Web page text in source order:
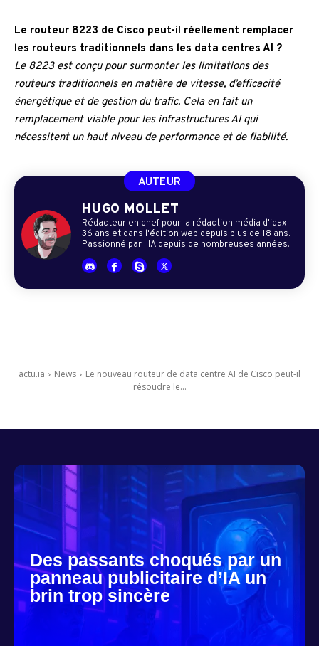
Le routeur 8223 de Cisco peut-il réellement remplacer
les routeurs traditionnels dans les data centres AI ?
Le 8223 est conçu pour surmonter les limitations des
routeurs traditionnels en matière de vitesse, d’efficacité
énergétique et de gestion du trafic. Cela en fait un
remplacement viable pour les infrastructures AI qui
nécessitent un haut niveau de performance et de fiabilité.
AUTEUR
HUGO MOLLET
Rédacteur en chef pour la rédaction média d'idax,
36 ans et dans l'édition web depuis plus de 18 ans.
Passionné par l'IA depuis de nombreuses années.
actu.ia News
Le nouveau routeur de data centre AI de Cisco peut-il
résoudre le...
Des passants choqués par un
panneau publicitaire d’IA un
brin trop sincère